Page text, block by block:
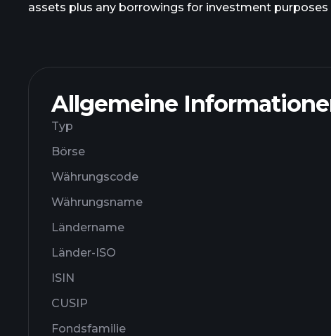
assets plus any borrowings for investment
Allgemeine
Typ
Börse
Währungscode
Währungsname
Ländername
Länder-ISO
ISIN
CUSIP
Fondsfamilie